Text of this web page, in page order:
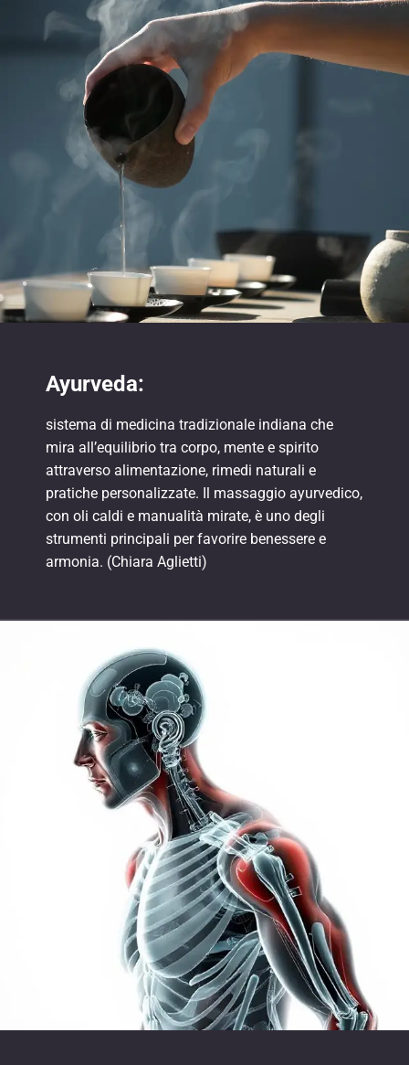
Ayurveda:
sistema di medicina tradizionale indiana che
mira all’equilibrio tra corpo, mente e spirito
attraverso alimentazione, rimedi naturali e
pratiche personalizzate. Il massaggio ayurvedico,
con oli caldi e manualità mirate, è uno degli
strumenti principali per favorire benessere e
armonia. (Chiara Aglietti)